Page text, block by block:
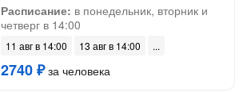
Расписание: в понедельник, вторник и
четверг в 14:00
11 авг в 14:00 13 авг в 14:00
2740 ₽за человека